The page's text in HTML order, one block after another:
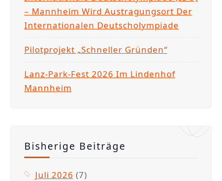
– Mannheim Wird Austragungsort Der
Internationalen Deutscholympiade
Pilotprojekt „Schneller Gründen“
Lanz-Park-Fest 2026 Im Lindenhof
Mannheim
Bisherige Beiträge
Juli 2026 (7)